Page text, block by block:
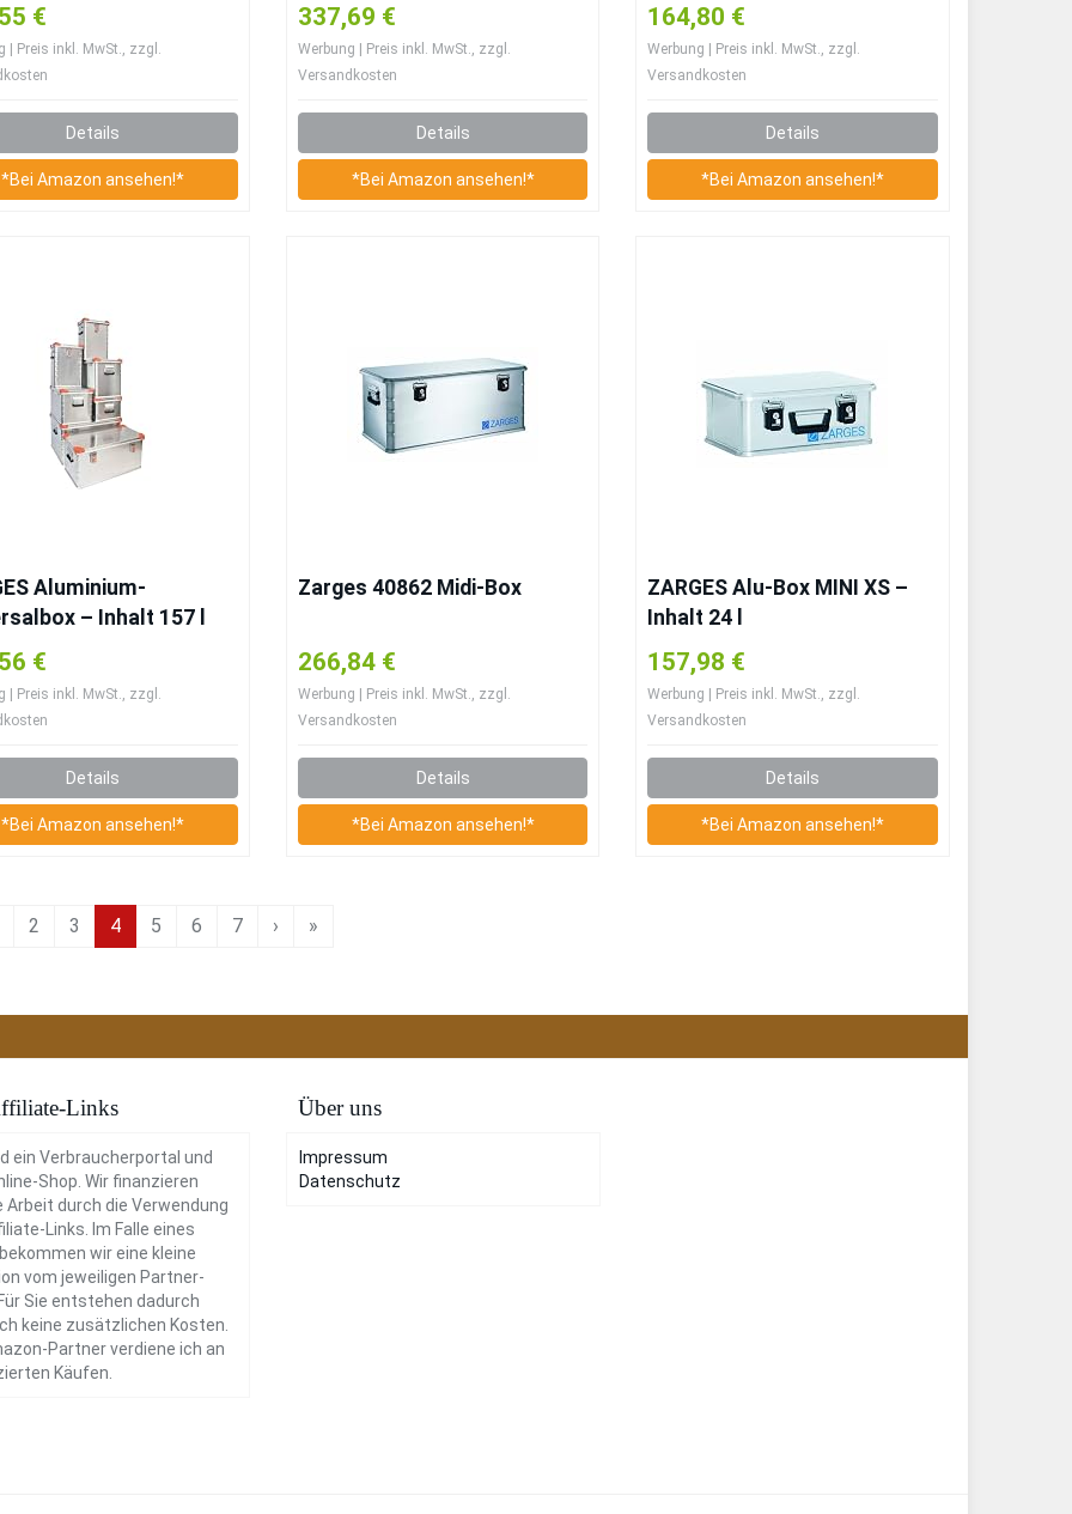
€
| Preis inkl. MwSt., zzgl.
Details
*Bei Amazon ansehen!*
337,69 €
Werbung | Preis inkl. MwSt., zzgl.
Versandkosten
Details
*Bei Amazon ansehen!*
164,80 €
Werbung | Preis inkl. MwSt., zzgl.
Versandkosten
Details
*Bei Amazon ansehen!*
Aluminium-
– Inhalt 157 l
€
| Preis inkl. MwSt., zzgl.
Details
*Bei Amazon ansehen!*
Zarges 40862 Midi-Box
266,84 €
Werbung | Preis inkl. MwSt., zzgl.
Versandkosten
Details
*Bei Amazon ansehen!*
ZARGES Alu-Box MINI XS –
Inhalt 24 l
157,98 €
Werbung | Preis inkl. MwSt., zzgl.
Versandkosten
Details
*Bei Amazon ansehen!*
2 3 4 5 6 7 › »
Links
ein Verbraucherportal und
Shop. Wir finanzieren
Arbeit durch die Verwendung
Links. Im Falle eines
wir eine kleine
vom jeweiligen Partner-
Sie entstehen dadurch
keine zusätzlichen Kosten.
Partner verdiene ich an
Käufen.
Über uns
Impressum
Datenschutz